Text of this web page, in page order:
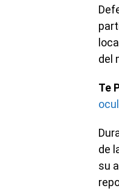
del
Te
de
su